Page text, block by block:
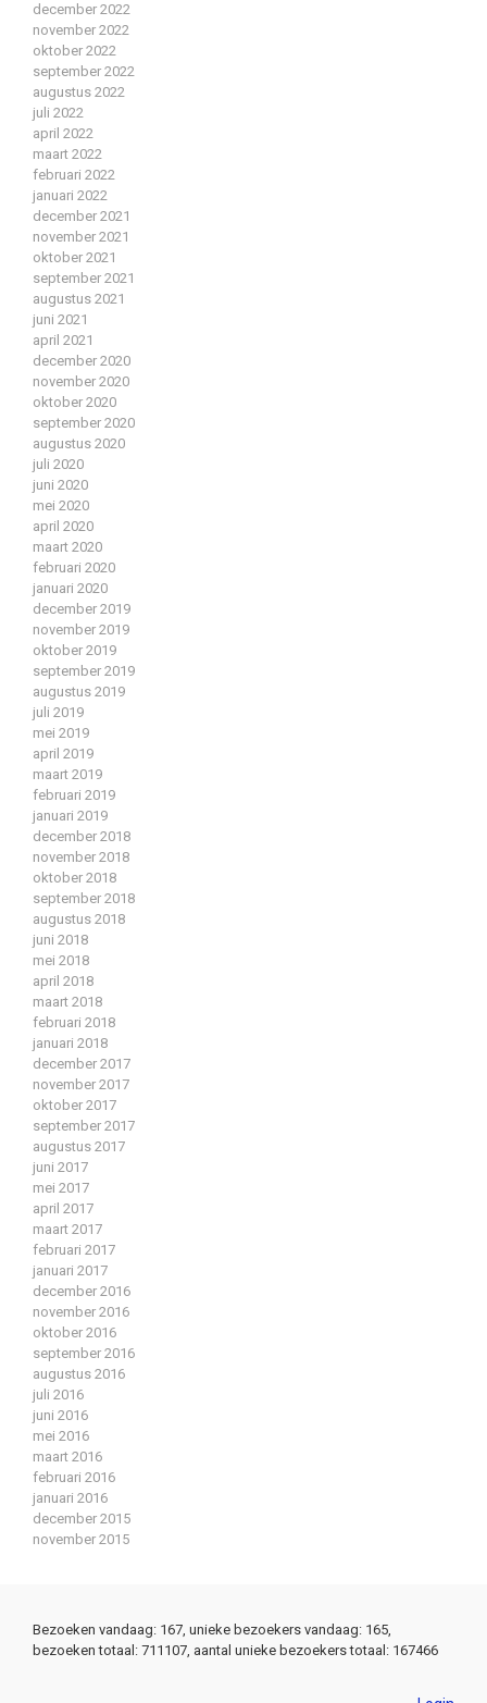
december 2022
november 2022
oktober 2022
september 2022
augustus 2022
juli 2022
april 2022
maart 2022
februari 2022
januari 2022
december 2021
november 2021
oktober 2021
september 2021
augustus 2021
juni 2021
april 2021
december 2020
november 2020
oktober 2020
september 2020
augustus 2020
juli 2020
juni 2020
mei 2020
april 2020
maart 2020
februari 2020
januari 2020
december 2019
november 2019
oktober 2019
september 2019
augustus 2019
juli 2019
mei 2019
april 2019
maart 2019
februari 2019
januari 2019
december 2018
november 2018
oktober 2018
september 2018
augustus 2018
juni 2018
mei 2018
april 2018
maart 2018
februari 2018
januari 2018
december 2017
november 2017
oktober 2017
september 2017
augustus 2017
juni 2017
mei 2017
april 2017
maart 2017
februari 2017
januari 2017
december 2016
november 2016
oktober 2016
september 2016
augustus 2016
juli 2016
juni 2016
mei 2016
maart 2016
februari 2016
januari 2016
december 2015
november 2015
Bezoeken vandaag: 167, unieke bezoekers vandaag: 165,
bezoeken totaal: 711107, aantal unieke bezoekers totaal: 167466